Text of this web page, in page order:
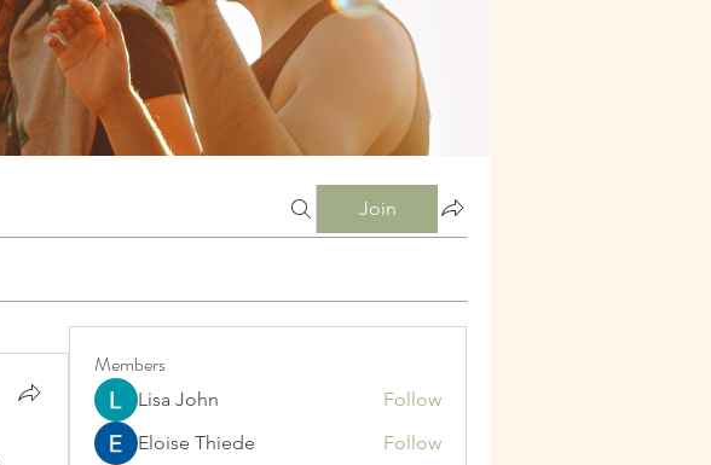
Join
Members
Lisa John
Follow
Eloise Thiede
Follow